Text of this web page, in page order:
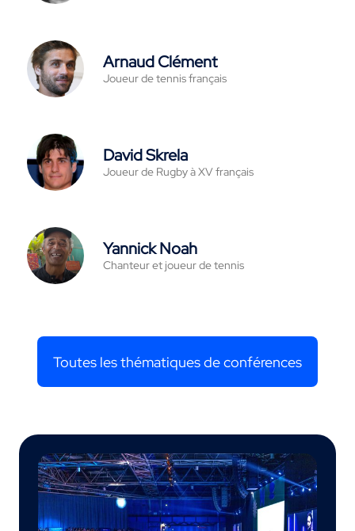
Arnaud Clément
Joueur de tennis français
David Skrela
Joueur de Rugby à XV français
Yannick Noah
Chanteur et joueur de tennis
Toutes les thématiques de conférences